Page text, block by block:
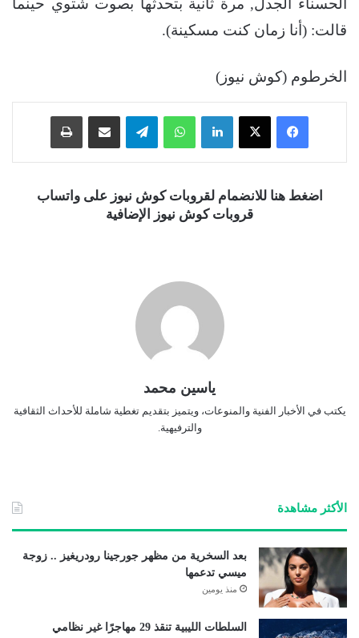
الحسناء الجدل, مرة ثانية بتحدثها بصوت شتوي حينما
قالت: (أنا زمان كنت مسكينة).
الخرطوم (كوش نيوز)
فيسبوك ‫X لينكدإن واتساب تيلقرام
اضغط هنا للانضمام لقروبات كوش نيوز على واتساب
قروبات كوش نيوز الإضافية
ياسين محمد
يكتب في الأخبار الفنية والمنوعات، ويتميز بتقديم تغطية شاملة للأحداث الثقافية
والترفيهية.
الأكثر مشاهدة
بعد السخرية من مظهر جورجينا رودريغيز .. زوجة
ميسي تدعمها
منذ يومين
السلطات الليبية تنقذ 29 مهاجرًا غير نظامي